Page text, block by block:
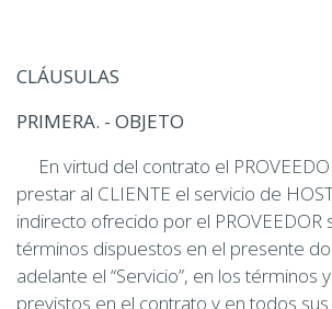
CLÁUSULAS
PRIMERA. - OBJETO
En virtud del contrato el
prestar al CLIENTE el servicio de
indirecto ofrecido por el PROVEEDOR
términos dispuestos en el presente
adelante el “Servicio”, en los términos
previstos en el contrato y en todos sus